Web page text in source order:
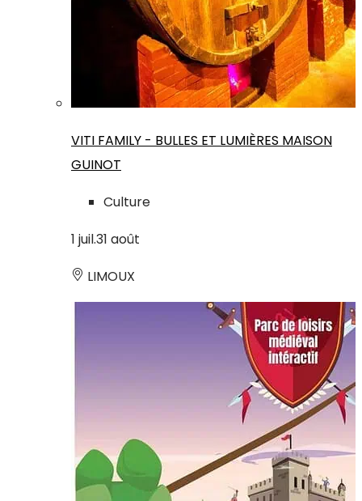
VITI FAMILY - BULLES ET LUMIÈRES MAISON
GUINOT
Culture
1 juil.31 août
LIMOUX